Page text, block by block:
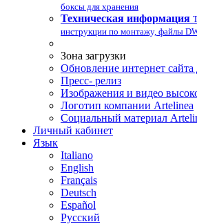
боксы для хранения
Техническая информация
инструкции по монтажу, файлы
Зона загрузки
Обновление интернет сайта
Пресс- релиз
Изображения и видео
Логотип компании Artelinea
Социальный материал
Личный кабинет
Язык
Italiano
English
Français
Deutsch
Español
Pусский